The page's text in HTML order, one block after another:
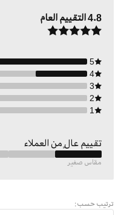
4.8التقييم العام
5
4
3
2
1
تقييم عالٍ من العملاء
مقاس صغير
ترتيب حسب: